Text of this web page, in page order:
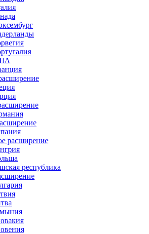
расширение
республика